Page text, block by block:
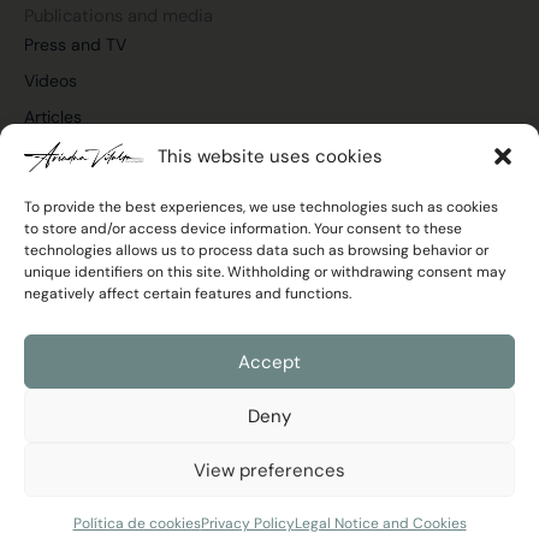
This website uses cookies
To provide the best experiences, we use technologies such as cookies
to store and/or access device information. Your consent to these
technologies allows us to process data such as browsing behavior or
unique identifiers on this site. Withholding or withdrawing consent may
negatively affect certain features and functions.
Accept
Deny
View preferences
Política de cookiesPrivacy PolicyLegal Notice and Cookies
Press and TV
Videos
Articles
Join the newsletter
Email
Ariadna Vilalta © 2026 All rights reserved